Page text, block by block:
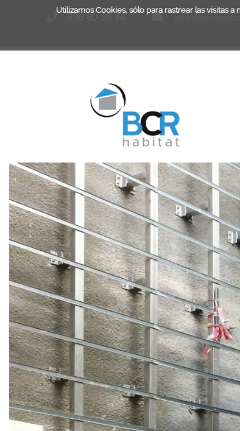
Utilizamos Cookies, sólo para rastrear las visitas